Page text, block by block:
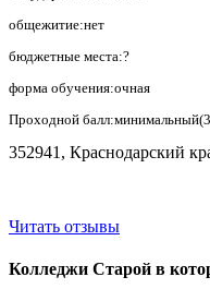
общежитие:нет
бюджетные места:?
форма обучения:очная
Проходной
352941, Краснодарский
Читать отзывы
Колледжи Старой в